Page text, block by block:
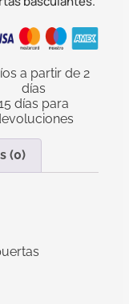
a partir de 2
días
días para
(0)